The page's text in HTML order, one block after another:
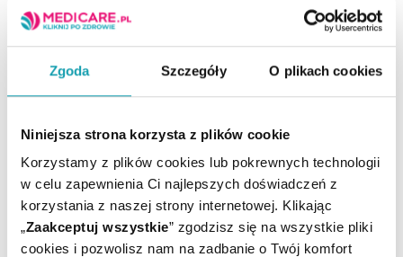
Zgoda Szczegóły O plikach cookies
Niniejsza strona korzysta z plików cookie
Korzystamy z plików cookies lub pokrewnych technologii
w celu zapewnienia Ci najlepszych doświadczeń z
korzystania z naszej strony internetowej. Klikając
„Zaakceptuj wszystkie” zgodzisz się na wszystkie pliki
cookies i pozwolisz nam na zadbanie o Twój komfort
Niemowlęta od pierwszych dni życia:
2 naciśnięcia (do oporu) pompki dozującej 1 raz
dziennie lub 1 naciśnięcie (do oporu) pompki dozującej
2 razy dziennie
modyfikowane). Przy podawaniu w butelce z
pokarmem należy
upewnić się, że dziecko wypiło całą porcję mleka.